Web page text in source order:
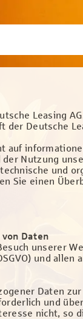
Leasing
der Deutsche
auf
Nutzung
und
Sie einen
von Daten
unserer
und
Daten
und
nicht, so